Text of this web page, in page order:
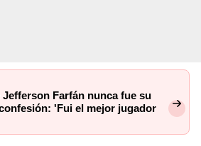
Farfán nunca fue su
'Fui el mejor jugador